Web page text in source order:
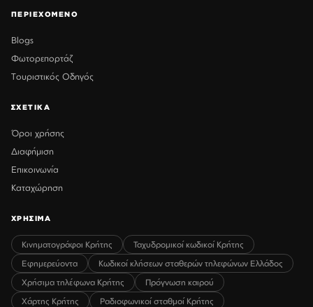
ΠΕΡΙΕΧΟΜΕΝΟ
Blogs
Φωτορεπορτάζ
Τουριστικός Οδηγός
ΣΧΕΤΙΚΑ
Όροι χρήσης
Διαφήμιση
Επικοινωνία
Καταχώρηση
ΧΡΗΣΙΜΑ
Κινηματογράφοι Κρήτης
Ταχυδρομικοί κωδικοί Κρήτης
Εφημερεύοντα
Κωδικοί κλήσεων σταθερών τηλεφώνων Ελλάδος
Χρήσιμα τηλέφωνα Κρήτης
Πρόγνωση καιρού
Χάρτης Κρήτης
Ραδιοφωνικοί σταθμοί Κρήτης